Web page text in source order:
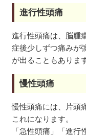
進行性頭痛
進行性頭痛は、脳腫
症後少しずつ痛みが
が出ることもありま
慢性頭痛
慢性頭痛には、片頭
これになります。
「急性頭痛」「進